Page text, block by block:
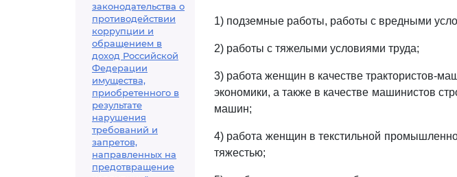
законодательства о
противодействии
коррупции и
обращением в
доход Российской
Федерации
имущества,
приобретенного в
результате
нарушения
требований и
запретов,
направленных на
предотвращение
1) подземные работы, работы с вредными
2) работы с тяжелыми условиями труда;
3) работа женщин в качестве трактористов-
экономики, а также в качестве машинистов
машин;
4) работа женщин в текстильной
тяжестью;